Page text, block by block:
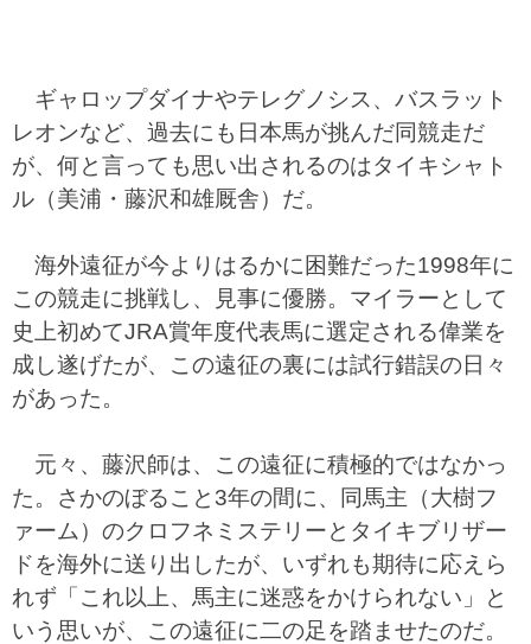
ギャロップダイナやテレグノシス、バスラット
レオンなど、過去にも日本馬が挑んだ同競走だ
が、何と言っても思い出されるのはタイキシャト
ル（美浦・藤沢和雄厩舎）だ。
海外遠征が今よりはるかに困難だった1998年に
この競走に挑戦し、見事に優勝。マイラーとして
史上初めてJRA賞年度代表馬に選定される偉業を
成し遂げたが、この遠征の裏には試行錯誤の日々
があった。
元々、藤沢師は、この遠征に積極的ではなかっ
た。さかのぼること3年の間に、同馬主（大樹フ
ァーム）のクロフネミステリーとタイキブリザー
ドを海外に送り出したが、いずれも期待に応えら
れず「これ以上、馬主に迷惑をかけられない」と
いう思いが、この遠征に二の足を踏ませたのだ。